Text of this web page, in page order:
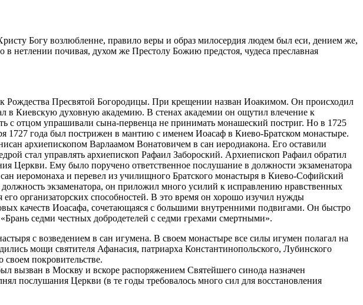
Богу возлюбленне, правило веры и образ милосердия людем был еси, дением же,
нетлении почивая, духом же Престолу Божию предстоя, чудеса преславная
Рождества Пресвятой Богородицы. При крещении назван Иоакимом. Он происходил
в Киевскую духовную академию. В стенах академии он ощутил влечение к
с отцом упрашивали сына-первенца не принимать монашеский постриг. Но в 1725
года был пострижен в мантию с именем Иоасаф в Киево-Братском монастыре.
архиепископом Варлаамом Вонатовичем в сан иеродиакона. Его оставили
стал управлять архиепископ Рафаил Забороский. Архиепископ Рафаил обратил
Церкви. Ему было поручено ответственное послушание в должности экзаменатора
иеромонаха и перевел из училищного Братского монастыря в Киево-Софийский
экзаменатора, он приложил много усилий к исправлению нравственных
его организаторских способностей. В это время он хорошо изучил нужды
качеств Иоасафа, сочетающаяся с большими внутренними подвигами. Он быстро
седми честных добродетелей с седми грехами смертными».
с возведением в сан игумена. В своем монастыре все силы игумен полагал на
мощи святителя Афанасия, патриарха Константинопольского, Лубинского
своем покровительстве.
вызван в Москву и вскоре распоряжением Святейшего синода назначен
послушания Церкви (в те годы требовалось много сил для восстановления